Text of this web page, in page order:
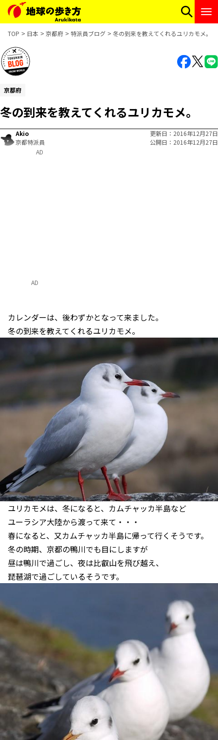
TOP 日本 京都府 特派員ブログ 冬の到来を教えてくれるユリカモメ。
京都府
冬の到来を教えてくれるユリカモメ。
Akio
京都特派員
更新日
2016年12月27日
公開日
2016年12月27日
AD
カレンダーは、後わずかとなって来ました。
冬の到来を教えてくれるユリカモメ。
ユリカモメは、冬になると、カムチャッカ半島など
ユーラシア大陸から渡って来て・・・
春になると、又カムチャッカ半島に帰って行くそうです。
冬の時期、京都の鴨川でも目にしますが
昼は鴨川で過ごし、夜は比叡山を飛び越え、
琵琶湖で過ごしているそうです。
AD